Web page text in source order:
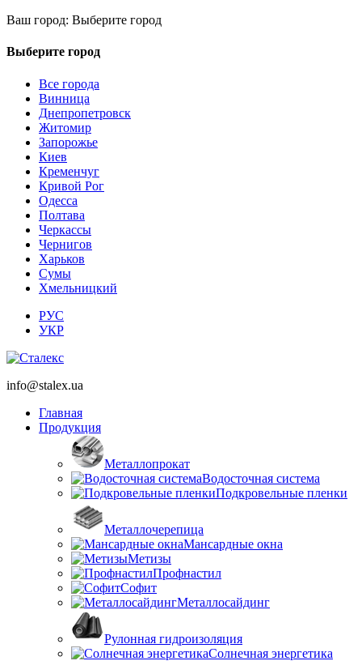
Ваш город: Выберите город
Выберите город
Все города
Винница
Днепропетровск
Житомир
Запорожье
Киев
Кременчуг
Кривой Рог
Одесса
Полтава
Черкассы
Чернигов
Харьков
Сумы
Хмельницкий
РУС
УКР
info@stalex.ua
Главная
Продукция
Металлопрокат
Водосточная система
Подкровельные пленки
Металлочерепица
Мансардные окна
Метизы
Профнастил
Софит
Металлосайдинг
Рулонная гидроизоляция
Солнечная энергетика